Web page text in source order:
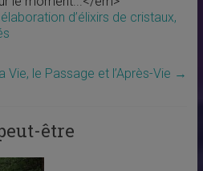
d’élixirs de cristaux,
Vie, le Passage et l’Après-Vie →
être